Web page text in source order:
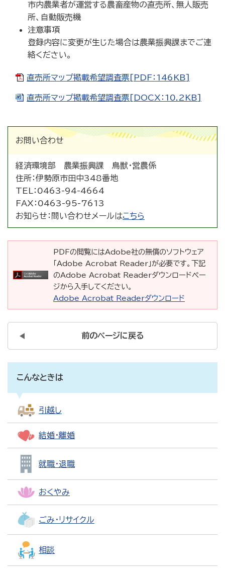
市内農業者が運営する農畜産物の直売所、無人販売
所、自動販売機
注意事項
登録内容に変更が生じた場合は農業振興課までご連
絡ください。
直売所マップ掲載希望調査票[PDF：146KB]
直売所マップ掲載希望調査票[DOCX：10.2KB]
お問い合わせ
経済環境部 農業振興課 鳥獣・営農係
住所：伊勢原市田中348番地
TEL： 0463-94-4664
FAX： 0463-95-7613
お知らせ： 問い合わせメールはこちら
PDFの閲覧にはAdobe社の無償のソフトウェア
「Adobe Acrobat Reader」が必要です。下記
のAdobe Acrobat Readerダウンロードペー
ジから入手してください。
Adobe Acrobat Readerダウンロード
前のページに戻る
こんなときは
引越し
結婚・離婚
就職・退職
おくやみ
ごみ・リサイクル
相談